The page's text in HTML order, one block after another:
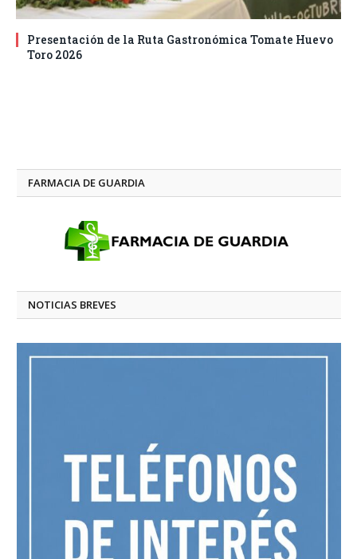
Presentación de la Ruta Gastronómica Tomate Huevo
Toro 2026
FARMACIA DE GUARDIA
NOTICIAS BREVES